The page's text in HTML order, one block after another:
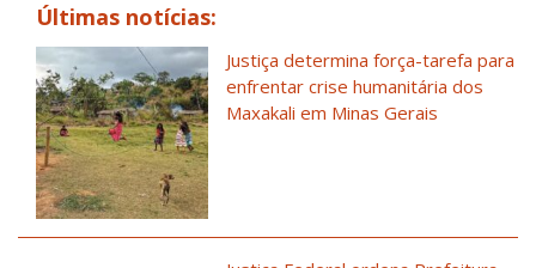
Últimas notícias:
Justiça determina força-tarefa para
enfrentar crise humanitária dos
Maxakali em Minas Gerais